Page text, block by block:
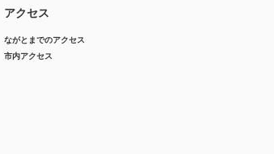
アクセス
ながとまでのアクセス
市内アクセス